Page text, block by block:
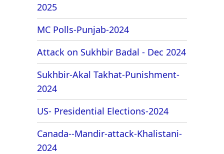
2025
MC Polls-Punjab-2024
Attack on Sukhbir Badal - Dec 2024
Sukhbir-Akal Takhat-Punishment-
2024
US- Presidential Elections-2024
Canada--Mandir-attack-Khalistani-
2024